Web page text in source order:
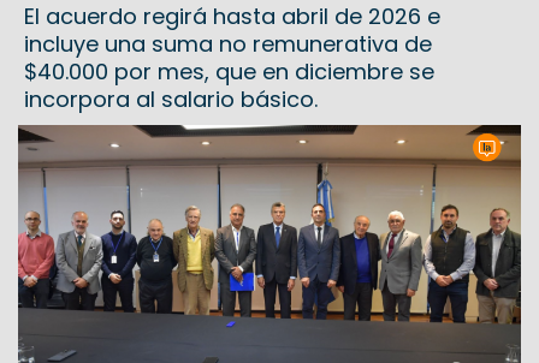
El acuerdo regirá hasta abril de 2026 e
incluye una suma no remunerativa de
$40.000 por mes, que en diciembre se
incorpora al salario básico.